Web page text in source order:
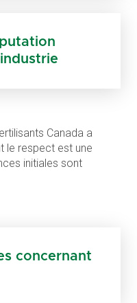
Canada a
le respect est une
initiales sont
concernant